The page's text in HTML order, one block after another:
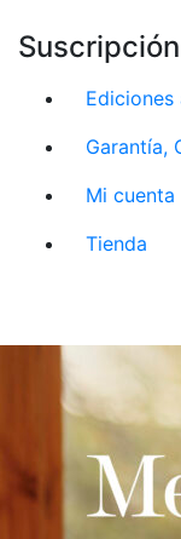
Suscripción
Garantía,
Mi cuenta
Tienda